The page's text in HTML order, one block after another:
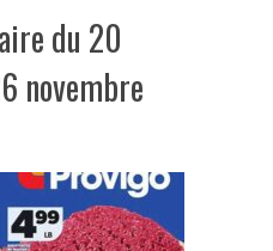
du 20
novembre